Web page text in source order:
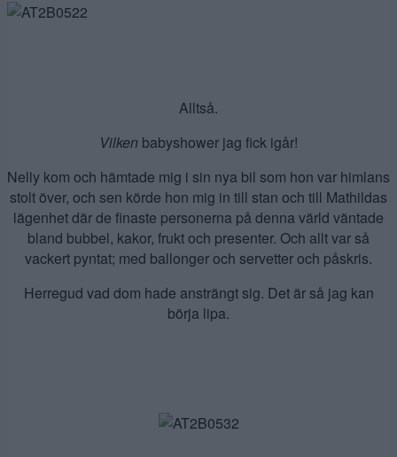
Alltså.
Vilken babyshower jag fick igår!
Nelly kom och hämtade mig i sin nya bil som hon var himlans
stolt över, och sen körde hon mig in till stan och till Mathildas
lägenhet där de finaste personerna på denna värld väntade
bland bubbel, kakor, frukt och presenter. Och allt var så
vackert pyntat; med ballonger och servetter och påskris.
Herregud vad dom hade ansträngt sig. Det är så jag kan
börja lipa.